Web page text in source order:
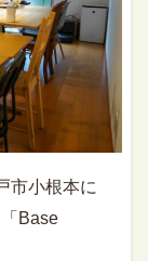
市小根本に
Base